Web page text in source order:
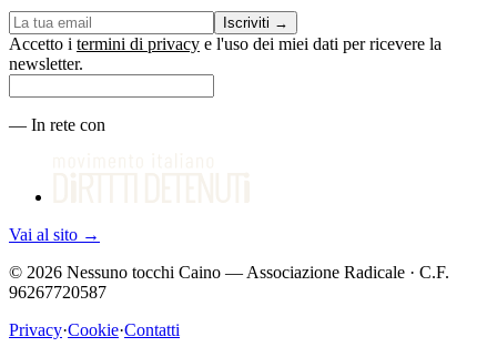
Iscriviti →
Accetto i termini di privacy e l'uso dei miei dati per ricevere la
newsletter.
— In rete con
Vai al sito →
© 2026 Nessuno tocchi Caino — Associazione Radicale · C.F.
96267720587
Privacy·Cookie·Contatti